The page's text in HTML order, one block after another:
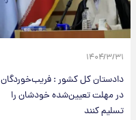
۱۴۰۴/۳/۳۱
دادستان کل کشور : فریب‌خوردگان
در مهلت تعیین‌شده خودشان را
تسلیم کنند